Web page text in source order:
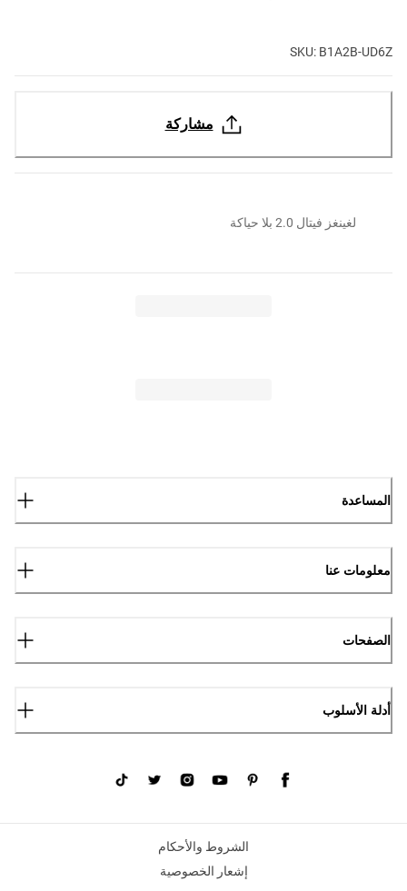
SKU: B1A2B-UD6Z
مشاركة
لغينغز فيتال 2.0 بلا حياكة
المساعدة
معلومات عنا
الصفحات
أدلة الأسلوب
الشروط والأحكام
إشعار الخصوصية